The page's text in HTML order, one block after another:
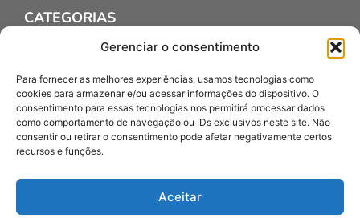
Gerenciar o consentimento
Para fornecer as melhores experiências, usamos tecnologias como
cookies para armazenar e/ou acessar informações do dispositivo. O
consentimento para essas tecnologias nos permitirá processar dados
como comportamento de navegação ou IDs exclusivos neste site. Não
consentir ou retirar o consentimento pode afetar negativamente certos
recursos e funções.
Aceitar
CATEGORIAS
Psicopedagogos
INSTITUCIONAL
Home
Quem Somos?
Contato